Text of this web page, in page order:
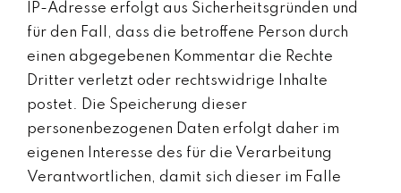
IP-Adresse erfolgt aus Sicherheitsgründen und
für den Fall, dass die betroffene Person durch
einen abgegebenen Kommentar die Rechte
Dritter verletzt oder rechtswidrige Inhalte
postet. Die Speicherung dieser
personenbezogenen Daten erfolgt daher im
eigenen Interesse des für die Verarbeitung
Verantwortlichen, damit sich dieser im Falle